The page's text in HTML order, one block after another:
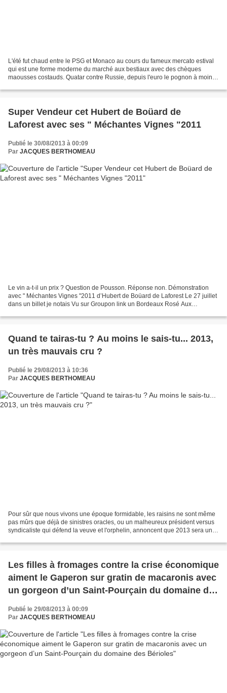
L'été fut chaud entre le PSG et Monaco au cours du fameux mercato estival
qui est une forme moderne du marché aux bestiaux avec des chèques
maousses costauds. Quatar contre Russie, depuis l'euro le pognon à moins
Super Vendeur cet Hubert de Boüard de
Laforest avec ses " Méchantes Vignes "2011
Publié le 30/08/2013 à 00:09
Par JACQUES BERTHOMEAU
Le vin a-t-il un prix ? Question de Pousson. Réponse non. Démonstration
avec " Méchantes Vignes "2011 d’Hubert de Boüard de Laforest Le 27 juillet
dans un billet je notais Vu sur Groupon link un Bordeaux Rosé Aux
Quand te tairas-tu ? Au moins le sais-tu... 2013,
un très mauvais cru ?
Publié le 29/08/2013 à 10:36
Par JACQUES BERTHOMEAU
Pour sûr que nous vivons une époque formidable, les raisins ne sont même
pas mûrs que déjà de sinistres oracles, ou un malheureux président versus
syndicaliste qui défend la veuve et l'orphelin, annoncent que 2013 sera un
Les filles à fromages contre la crise économique
aiment le Gaperon sur gratin de macaronis avec
un gorgeon d’un Saint-Pourçain du domaine des
Bérioles
Publié le 29/08/2013 à 00:09
Par JACQUES BERTHOMEAU